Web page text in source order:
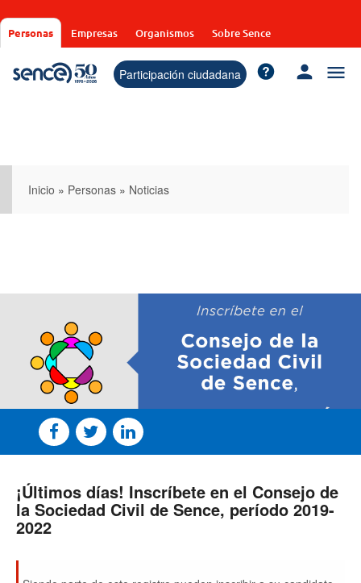
al
contenido
Personas Empresas Organismos Sobre Sence
Participación ciudadana
Inicio » Personas » Noticias
¡Últimos días! Inscríbete en el Consejo de
la Sociedad Civil de Sence, período 2019-
2022